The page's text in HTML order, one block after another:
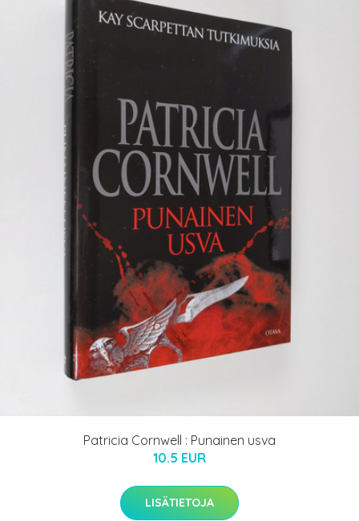
Patricia Cornwell : Punainen usva
10.5 EUR
LISÄTIETOJA